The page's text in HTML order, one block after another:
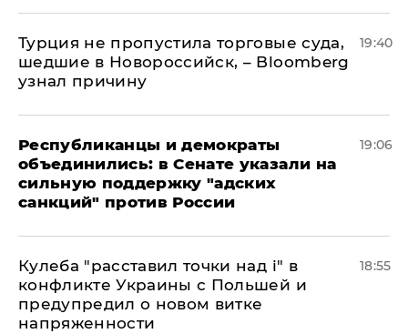
Турция не пропустила торговые суда,
шедшие в Новороссийск, – Bloomberg
узнал причину
19:40
Республиканцы и демократы
объединились: в Сенате указали на
сильную поддержку "адских
санкций" против России
19:06
Кулеба "расставил точки над і" в
конфликте Украины с Польшей и
предупредил о новом витке
напряженности
18:55